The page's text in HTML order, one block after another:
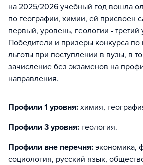
на 2025/2026 учебный год вошла
по географии, химии, ей присвоен
первый, уровень, геологии - третий
Победители и призеры конкурса по
льготы при поступлении в вузы, в
зачисление без экзаменов на
направления.
Профили 1 уровня: химия,
Профили 3 уровня: геология.
Профили вне перечня: экономика,
социология, русский язык,